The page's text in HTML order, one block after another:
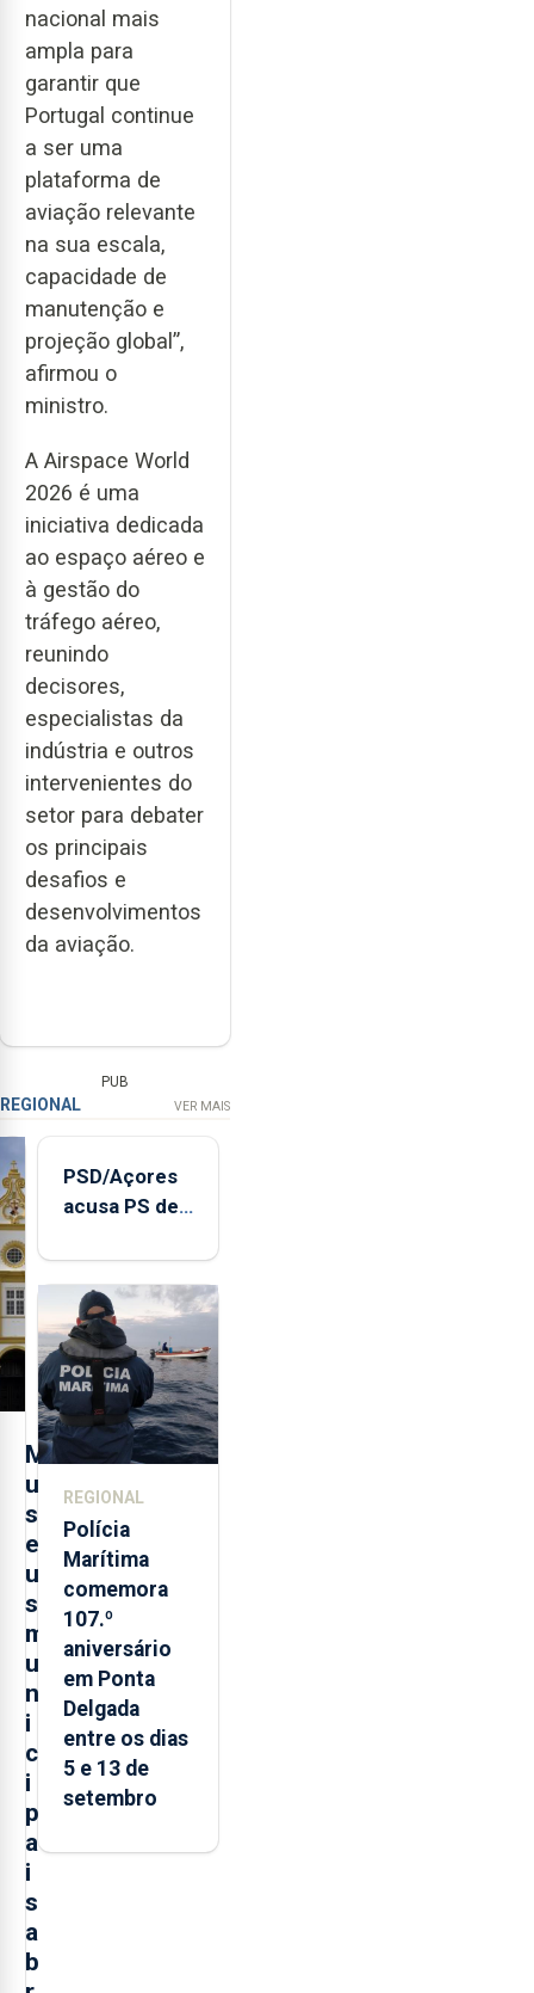
nacional mais
ampla para
garantir que
Portugal continue
a ser uma
plataforma de
aviação relevante
na sua escala,
capacidade de
manutenção e
projeção global”,
afirmou o
ministro.
A Airspace World
2026 é uma
iniciativa dedicada
ao espaço aéreo e
à gestão do
tráfego aéreo,
reunindo
decisores,
especialistas da
indústria e outros
intervenientes do
setor para debater
os principais
desafios e
desenvolvimentos
da aviação.
PUB
REGIONAL VER MAIS
M
u
s
e
u
s
m
u
n
i
c
i
p
a
i
s
a
b
PSD/Açores
acusa PS de
contraditória"
sobre
evolução
turística
REGIONAL
Polícia
Marítima
comemora
107.º
aniversário
em Ponta
Delgada
entre os dias
5 e 13 de
setembro